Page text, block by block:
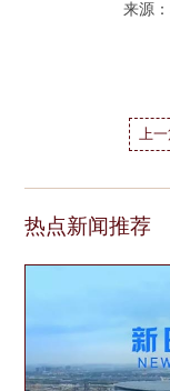
来源
上一
热点新闻推荐